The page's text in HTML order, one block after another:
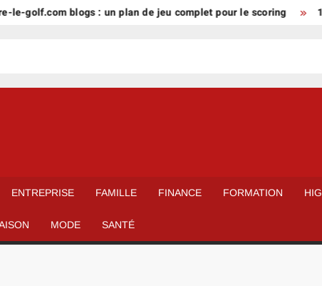
blogs : un plan de jeu complet pour le scoring 123
ENTREPRISE FAMILLE FINANCE FORMATION
MODE SANTÉ